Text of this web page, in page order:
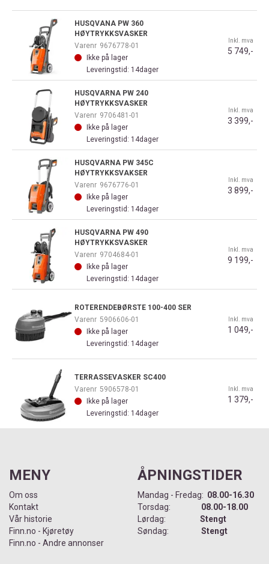
HUSQVANA PW 360
HØYTRYKKSVASKER
Varenr 9676778-01
Ikke på lager
Leveringstid: 14dager
Inkl. mva
5 749,-
HUSQVARNA PW 240
HØYTRYKKSVASKER
Varenr 9706481-01
Ikke på lager
Leveringstid: 14dager
Inkl. mva
3 399,-
HUSQVARNA PW 345C
HØYTRYKKSVAKSER
Varenr 9676776-01
Ikke på lager
Leveringstid: 14dager
Inkl. mva
3 899,-
HUSQVARNA PW 490
HØYTRYKKSVASKER
Varenr 9704684-01
Ikke på lager
Leveringstid: 14dager
Inkl. mva
9 199,-
ROTERENDEBØRSTE 100-400 SER
Varenr 5906606-01
Ikke på lager
Leveringstid: 14dager
Inkl. mva
1 049,-
TERRASSEVASKER SC400
Varenr 5906578-01
Ikke på lager
Leveringstid: 14dager
Inkl. mva
1 379,-
MENY
Om oss
Kontakt
Vår historie
Finn.no - Kjøretøy
Finn.no - Andre annonser
ÅPNINGSTIDER
Mandag - Fredag: 08.00-16.30
Torsdag: 08.00-18.00
Lørdag: Stengt
Søndag: Stengt